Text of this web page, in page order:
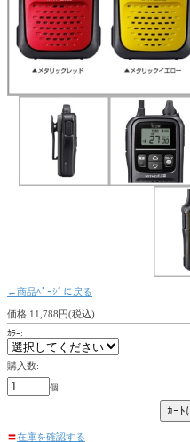
←商品ﾍﾟｰｼﾞに戻る
価格:11,788円(税込)
ｶﾗｰ:
購入数:
個
〓在庫を確認する